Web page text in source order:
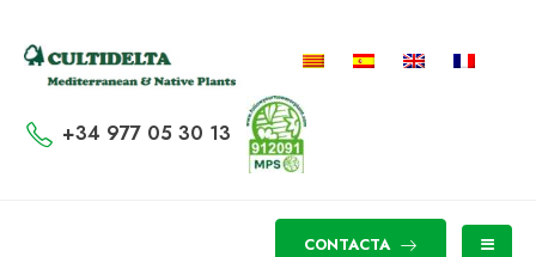
+34 977 05 30 13
CONTACTA